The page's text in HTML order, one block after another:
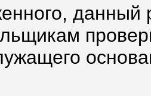
данный